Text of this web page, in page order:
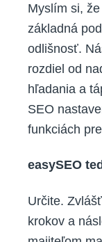
Myslím si,
základná
odlišnosť.
rozdiel od
hľadania a
SEO
funkciách
easySEO
Určite.
krokov a